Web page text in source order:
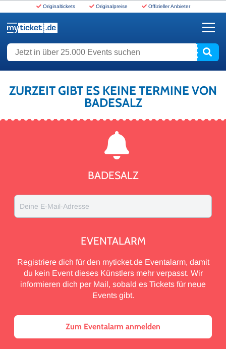
Originaltickets Originalpreise Offizieller Anbieter
Jetzt in über 25.000 Events suchen
ZURZEIT GIBT ES KEINE TERMINE VON
BADESALZ
BADESALZ
Deine E-Mail-Adresse
EVENTALARM
Registriere dich für den myticket.de Eventalarm, damit
du kein Event dieses Künstlers mehr verpasst. Wir
informieren dich per Mail, sobald es Tickets für neue
Events gibt.
Zum Eventalarm anmelden